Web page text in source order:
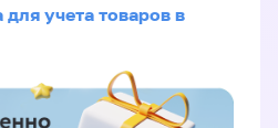
учета товаров в